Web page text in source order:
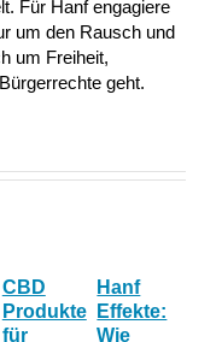
Für Hanf engagiere
um den Rausch und
um Freiheit,
geht.
CBD
Produkte
für
Hanf
Effekte:
Wie